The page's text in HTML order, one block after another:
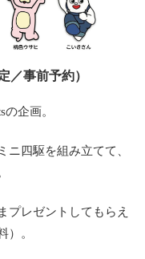
／事前予約）
企画。
四駆を組み立てて、
プレゼントしてもらえ
）。